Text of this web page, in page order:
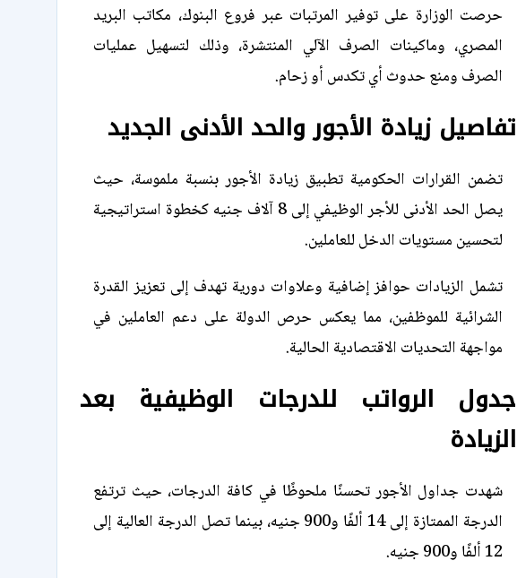
حرصت الوزارة على توفير المرتبات عبر فروع البنوك، مكاتب البريد
المصري، وماكينات الصرف الآلي المنتشرة، وذلك لتسهيل عمليات
الصرف ومنع حدوث أي تكدس أو زحام.
تفاصيل زيادة الأجور والحد الأدنى الجديد
تضمن القرارات الحكومية تطبيق زيادة الأجور بنسبة ملموسة، حيث
يصل الحد الأدنى للأجر الوظيفي إلى 8 آلاف جنيه كخطوة استراتيجية
لتحسين مستويات الدخل للعاملين.
تشمل الزيادات حوافز إضافية وعلاوات دورية تهدف إلى تعزيز القدرة
الشرائية للموظفين، مما يعكس حرص الدولة على دعم العاملين في
مواجهة التحديات الاقتصادية الحالية.
جدول الرواتب للدرجات الوظيفية بعد
الزيادة
شهدت جداول الأجور تحسنًا ملحوظًا في كافة الدرجات، حيث ترتفع
الدرجة الممتازة إلى 14 ألفًا و900 جنيه، بينما تصل الدرجة العالية إلى
12 ألفًا و900 جنيه.